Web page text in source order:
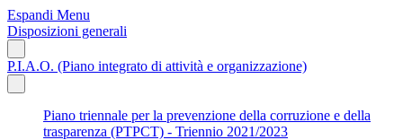
Espandi Menu
Disposizioni generali
P.I.A.O. (Piano integrato di attività e organizzazione)
Piano triennale per la prevenzione della corruzione e della
trasparenza (PTPCT) - Triennio 2021/2023